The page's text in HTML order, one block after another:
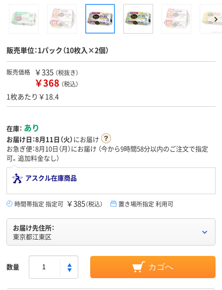
販売単位：1パック（10枚入×2個）
販売価格 ￥335 （税抜き）
￥368 （税込）
1枚あたり￥18.4
在庫： あり
お届け日：8月11日（火）にお届け
お急ぎ便：8月10日（月）にお届け （今から9時間58分以内のご注文で指定
可。追加料金なし）
アスクル在庫商品
時間帯指定 指定可 ￥385（税込） 置き場所指定 利用可
お届け先住所：
東京都江東区
数量 カゴへ